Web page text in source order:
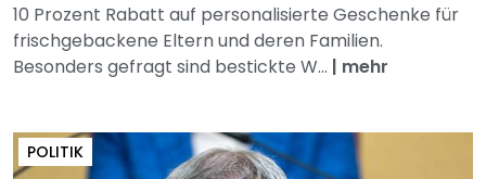
10 Prozent Rabatt auf personalisierte Geschenke für
frischgebackene Eltern und deren Familien.
Besonders gefragt sind bestickte W... | mehr
POLITIK